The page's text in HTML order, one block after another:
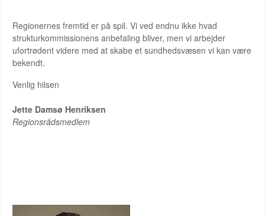
Regionernes fremtid er på spil. Vi ved endnu ikke hvad
strukturkommissionens anbefaling bliver, men vi arbejder
ufortrødent videre med at skabe et sundhedsvæsen vi kan være
bekendt.
Venlig hilsen
Jette Damsø Henriksen
Regionsrådsmedlem